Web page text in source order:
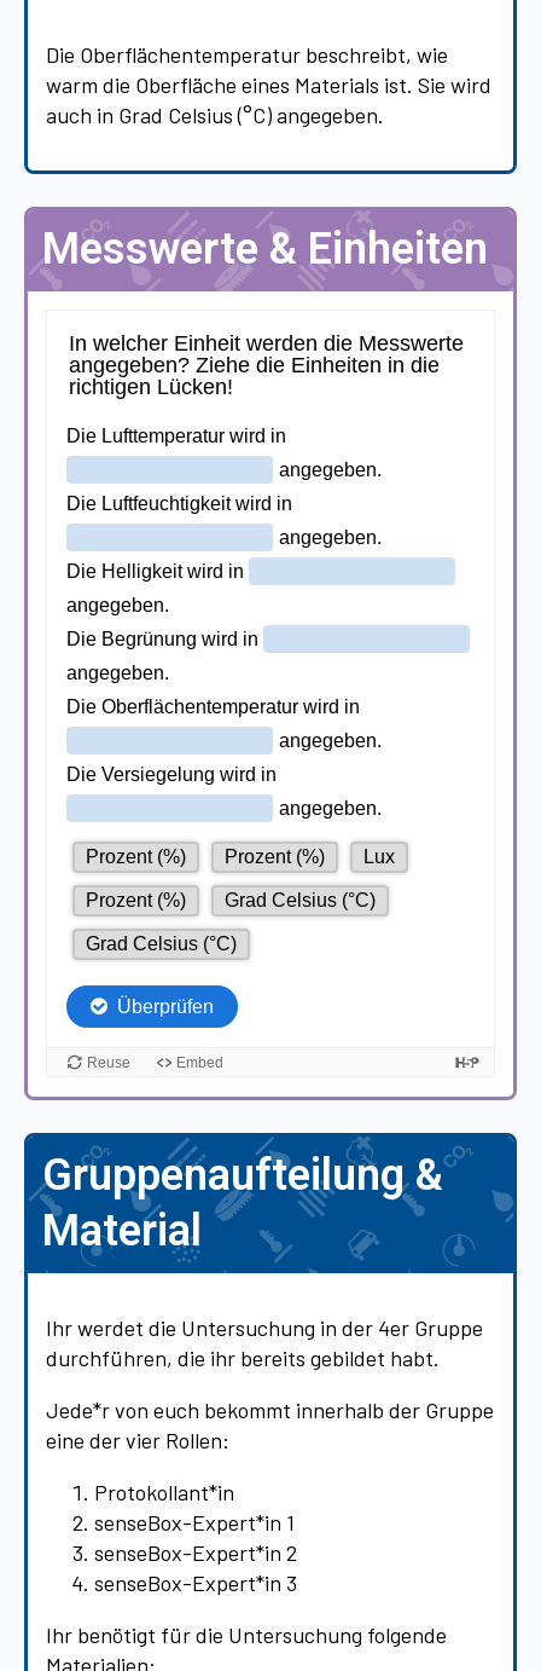
Die Oberflächentemperatur beschreibt, wie
warm die Oberfläche eines Materials ist. Sie wird
auch in Grad Celsius (°C) angegeben.
Messwerte & Einheiten
Gruppenaufteilung &
Material
Ihr werdet die Untersuchung in der 4er Gruppe
durchführen, die ihr bereits gebildet habt.
Jede*r von euch bekommt innerhalb der Gruppe
eine der vier Rollen:
Protokollant*in
senseBox-Expert*in 1
senseBox-Expert*in 2
senseBox-Expert*in 3
Ihr benötigt für die Untersuchung folgende
Materialien: